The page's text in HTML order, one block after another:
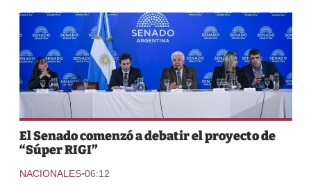
El Senado comenzó a debatir el proyecto de
“Súper RIGI”
NACIONALES-06:12